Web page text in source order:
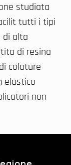
studiata
tutti i tipi
di alta
di resina
colature
elastico
non